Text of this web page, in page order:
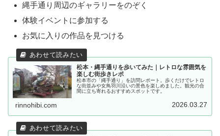
縄手通り周辺のギャラリーをのぞく
体験イベントに参加する
お気に入りの作品を見つける
松本・縄手通りを歩いてみた｜レトロな雰囲気を
楽しむ街歩きレポ
松本市の「縄手通り」を訪問レポート。歩くだけでレトロ
な街並みや女鳥羽川沿いの景色を楽しめました。観光の合
間に立ち寄れるおすすめスポットです。
rinnohibi.com 2026.03.27